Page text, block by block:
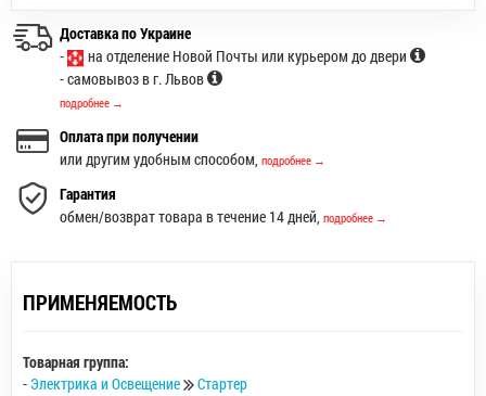
Доставка по Украине
-
на отделение Новой Почты или курьером до двери
- самовывоз в г. Львов
подробнее →
Оплата при получении
или другим удобным способом, подробнее →
Гарантия
обмен/возврат товара в течение 14 дней, подробнее →
ПРИМЕНЯЕМОСТЬ
Товарная группа:
- Электрика и Освещение Стартер